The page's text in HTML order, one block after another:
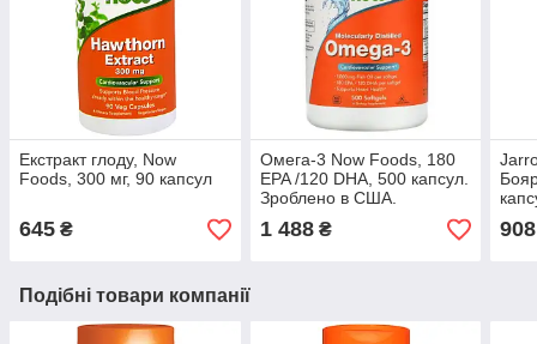
Екстракт глоду, Now
Foods, 300 мг, 90 капсул
645 ₴
Омега-3 Now Foods, 180
EPA /120 DHA, 500 капсул.
Зроблено в США.
1 488₴ 908
Подібні товари компанії